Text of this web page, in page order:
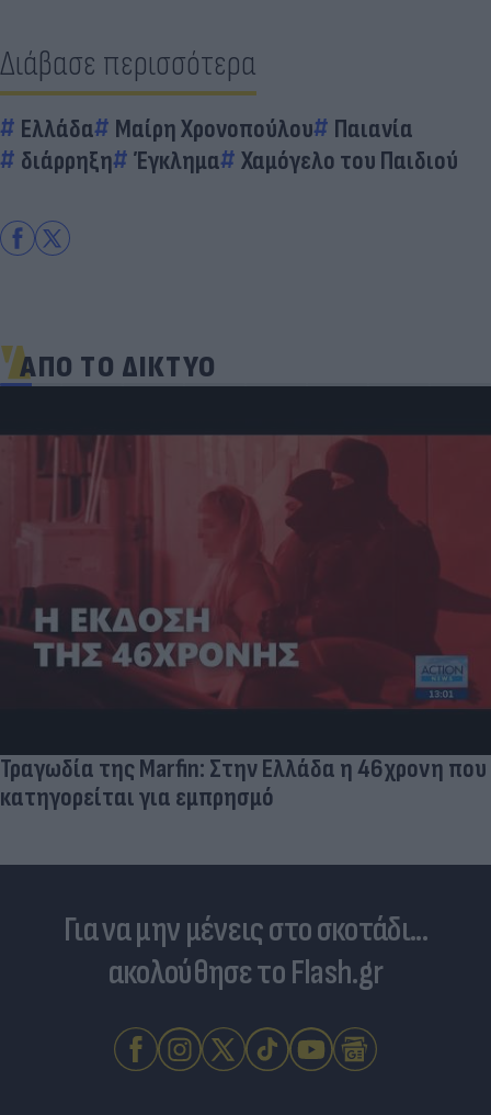
Διάβασε περισσότερα
Ελλάδα Μαίρη Χρονοπούλου
Παιανία
διάρρηξη
Έγκλημα Χαμόγελο του Παιδιού
ΑΠΟ ΤΟ ΔΙΚΤΥΟ
Τραγωδία της Marfin: Στην Ελλάδα η 46χρονη που
κατηγορείται για εμπρησμό
Για να μην μένεις στο σκοτάδι...
ακολούθησε το Flash.gr